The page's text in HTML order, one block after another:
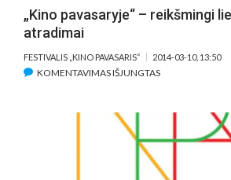
„Kino pavasaryje“ – reikšmingi
atradimai
FESTIVALIS „KINO PAVASARIS“ 2014-03-10, 13:50
KOMENTAVIMAS IŠJUNGTASĮRAŠE
REIKŠMINGI
KINO